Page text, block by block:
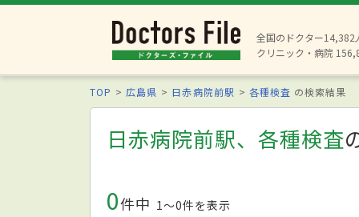
全国のドクター14,382
クリニック・病院
TOP 広島県 日赤病院前駅 各種検査 の検索結果
日赤病院前駅、各種検査
0件中 1〜0件を表示